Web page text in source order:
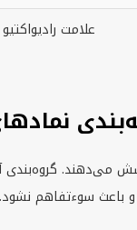
علامت رادیواکتیو
می‌دهند.
باعث سوءتفاهم نشود.